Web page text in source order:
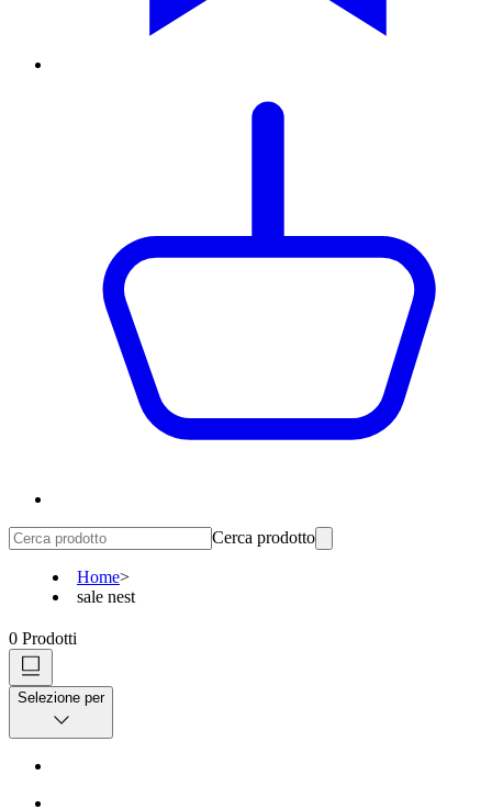
Cerca prodotto
Home>
sale nest
0 Prodotti
Selezione per